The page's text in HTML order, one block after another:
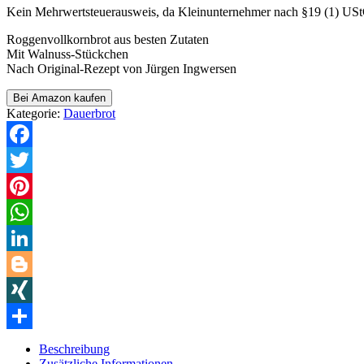
Kein Mehrwertsteuerausweis, da Kleinunternehmer nach §19 (1)
Roggenvollkornbrot aus besten Zutaten
Mit Walnuss-Stückchen
Nach Original-Rezept von Jürgen Ingwersen
Bei Amazon kaufen
Kategorie: Dauerbrot
Facebook
Twitter
Pinterest
WhatsApp
LinkedIn
Blogger
XING
Beschreibung